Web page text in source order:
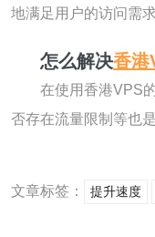
地满足用户的访问需
怎么解决香港
在使用香港VPS
否存在流量限制等也
文章标签： 提升速度